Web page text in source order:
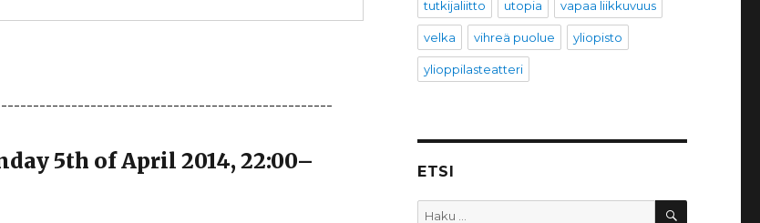
5th of April 2014, 22:00–
tutkijaliitto utopia vapaa liikkuvuus
velka vihreä puolue yliopisto
ylioppilasteatteri
ETSI
Etsi: HAKU